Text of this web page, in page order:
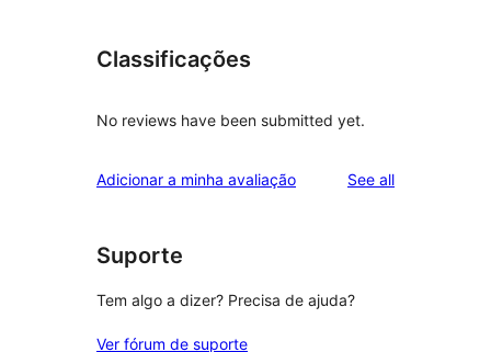
Classificações
No reviews have been submitted yet.
Adicionar a minha avaliação See allreviews
Suporte
Tem algo a dizer? Precisa de ajuda?
Ver fórum de suporte